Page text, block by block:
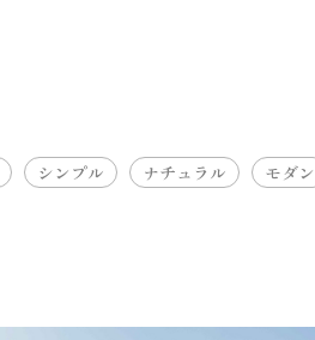
シンプル ナチュラル モダン